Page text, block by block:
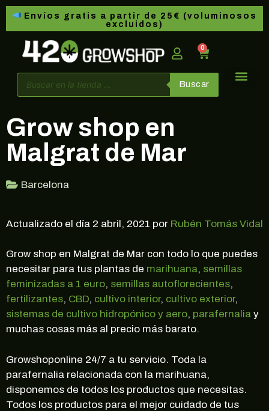
Envíos gratis a partir de 25€ (voluminosos
excluidos)
0
Buscar
Grow shop en
Malgrat de Mar
Barcelona
Actualizado el día 2 abril, 2021 por Rubén Tomás Vidal
Grow shop en Malgrat de Mar con todo lo que puedes
necesitar para tus plantas de marihuana, semillas
feminizadas a 1 euro, semillas autoflorecientes,
fertilizantes, CBD, cultivo interior, cultivo exterior,
sistemas de cultivo hidropónico y aero, parafernalia y
muchas cosas más al precio más barato.
Growshoponline 24/7 a tu servicio. Toda la
parafernalia relacionada con la marihuana,
disponemos de todos los productos que necesitas.
Todos los productos para el mejor cuidado de tus